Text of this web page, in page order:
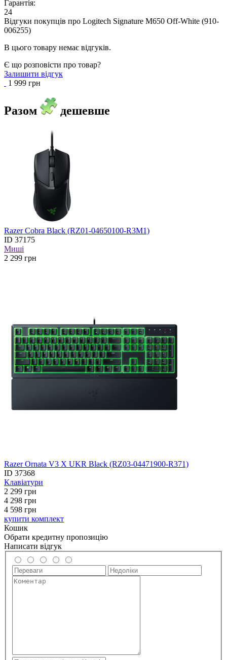
Гарантія:
24
Відгуки покупців про Logitech Signature M650 Off-White (910-
006255)
В цього товару немає відгуків.
Є що розповісти про товар?
Залишити відгук
1 999 грн
Разом дешевше
Razer Cobra Black (RZ01-04650100-R3M1)
ID 37175
Миші
2 299 грн
Razer Ornata V3 X UKR Black (RZ03-04471900-R371)
ID 37368
Клавіатури
2 299 грн
4 298 грн
4 598 грн
купити комплект
Кошик
Обрати кредитну пропозицію
Написати відгук